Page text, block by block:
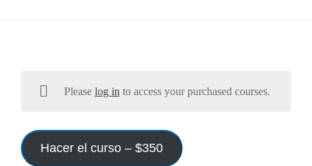
Please log in to access your purchased courses.
Hacer el curso – $350